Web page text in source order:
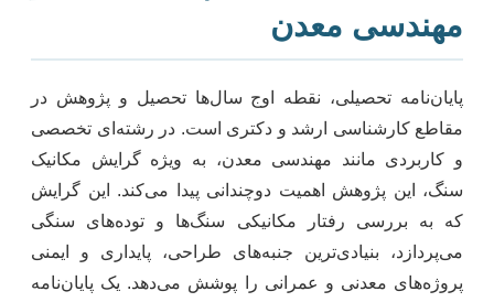
مهندسی معدن
پایان‌نامه تحصیلی، نقطه اوج سال‌ها تحصیل و پژوهش در
مقاطع کارشناسی ارشد و دکتری است. در رشته‌ای تخصصی
و کاربردی مانند مهندسی معدن، به ویژه گرایش مکانیک
سنگ، این پژوهش اهمیت دوچندانی پیدا می‌کند. این گرایش
که به بررسی رفتار مکانیکی سنگ‌ها و توده‌های سنگی
می‌پردازد، بنیادی‌ترین جنبه‌های طراحی، پایداری و ایمنی
پروژه‌های معدنی و عمرانی را پوشش می‌دهد. یک پایان‌نامه